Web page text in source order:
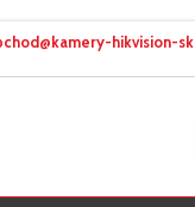
hikvision-